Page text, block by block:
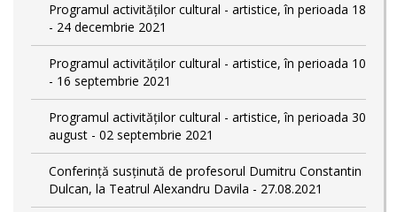
Programul activităților cultural - artistice, în perioada 18
- 24 decembrie 2021
Programul activităților cultural - artistice, în perioada 10
- 16 septembrie 2021
Programul activităților cultural - artistice, în perioada 30
august - 02 septembrie 2021
Conferință susținută de profesorul Dumitru Constantin
Dulcan, la Teatrul Alexandru Davila - 27.08.2021